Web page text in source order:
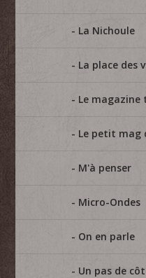
La Nichoule
La place des
Le
Le petit mag
M'à penser
Micro-Ondes
On en parle
Un pas de